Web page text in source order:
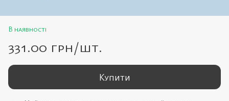
В наявності
331.00 грн/шт.
Купити